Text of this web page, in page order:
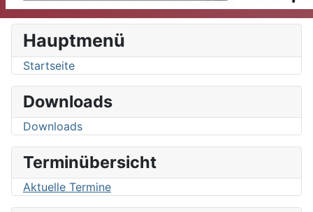
Hauptmenü
Startseite
Downloads
Downloads
Terminübersicht
Aktuelle Termine